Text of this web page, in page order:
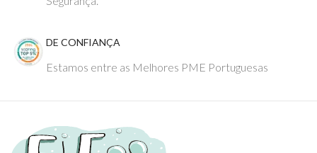
DE CONFIANÇA
Estamos entre as Melhores PME Portuguesas